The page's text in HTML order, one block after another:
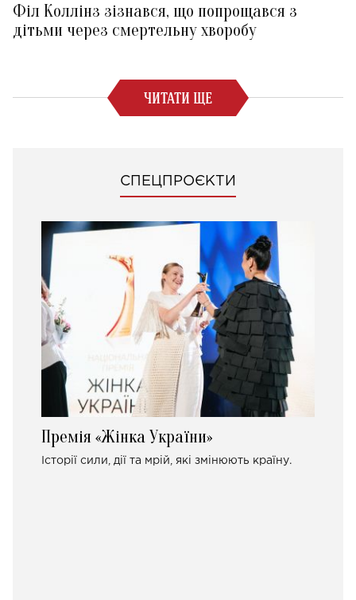
Філ Коллінз зізнався, що попрощався з
дітьми через смертельну хворобу
ЧИТАТИ ЩЕ
СПЕЦПРОЄКТИ
Премія «Жінка України»
Історії сили, дії та мрій, які змінюють країну.